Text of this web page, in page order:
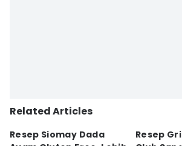
Related Articles
Resep Siomay Dada
Resep